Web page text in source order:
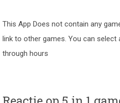
This App Does not contain any
link to other games. You can
through hours